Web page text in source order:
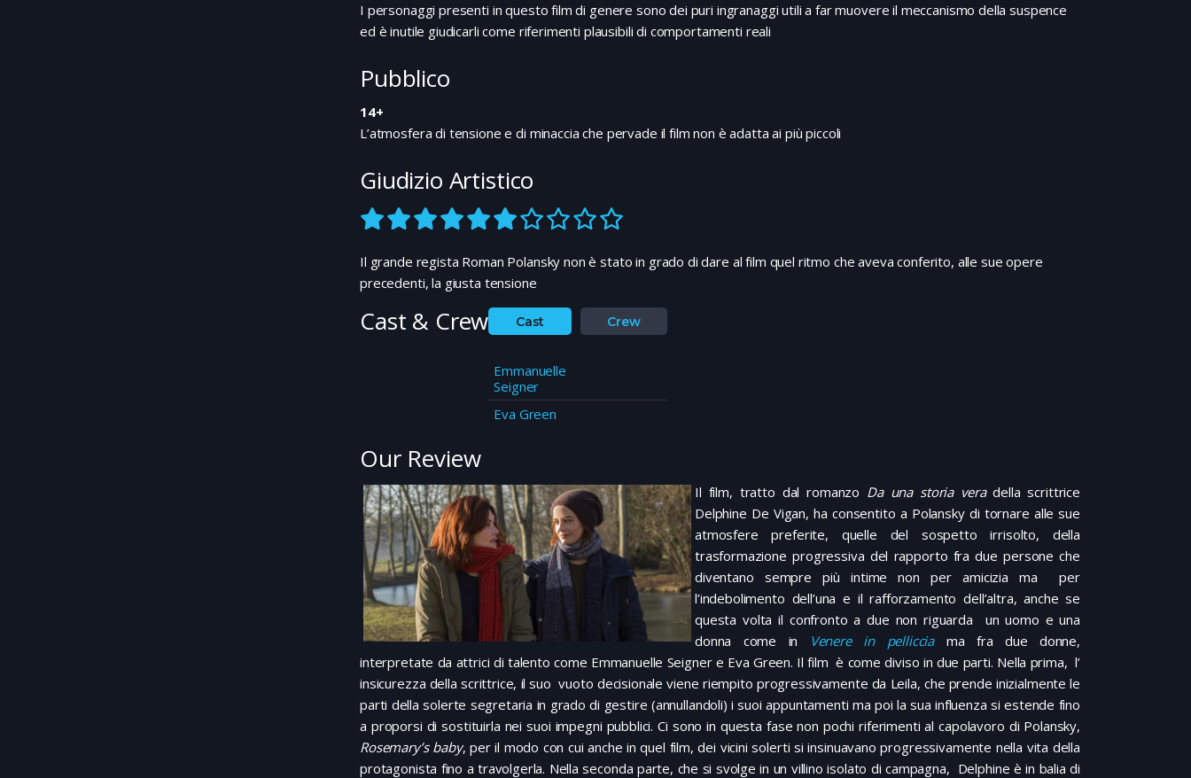
I personaggi presenti in questo film di genere sono dei puri ingranaggi utili a far muovere il meccanismo della suspence
ed è inutile giudicarli come riferimenti plausibili di comportamenti reali
Pubblico
14+
L’atmosfera di tensione e di minaccia che pervade il film non è adatta ai più piccoli
Giudizio Artistico
Il grande regista Roman Polansky non è stato in grado di dare al film quel ritmo che aveva conferito, alle sue opere
precedenti, la giusta tensione
Cast & Crew Cast Crew
Emmanuelle
Seigner
Eva Green
Our Review
Il film, tratto dal romanzo Da una storia veradella scrittrice
Delphine De Vigan, ha consentito a Polansky di tornare alle sue
atmosfere preferite, quelle del sospetto irrisolto, della
trasformazione progressiva del rapporto fra due persone che
diventano sempre più intime non per amicizia ma per
l’indebolimento dell’una e il rafforzamento dell’altra, anche se
questa volta il confronto a due non riguarda un uomo e una
donna come in
Venere in pellicciama fra due donne,
interpretate da attrici di talento come Emmanuelle Seigner e Eva Green. Il film è come diviso in due parti. Nella prima, l’
insicurezza della scrittrice, il suo vuoto decisionale viene riempito progressivamente da Leila, che prende inizialmente le
parti della solerte segretaria in grado di gestire (annullandoli) i suoi appuntamenti ma poi la sua influenza si estende fino
a proporsi di sostituirla nei suoi impegni pubblici. Ci sono in questa fase non pochi riferimenti al capolavoro di Polansky,
Rosemary’s baby, per il modo con cui anche in quel film, dei vicini solerti si insinuavano progressivamente nella vita della
protagonista fino a travolgerla. Nella seconda parte, che si svolge in un villino isolato di campagna, Delphine è in balia di